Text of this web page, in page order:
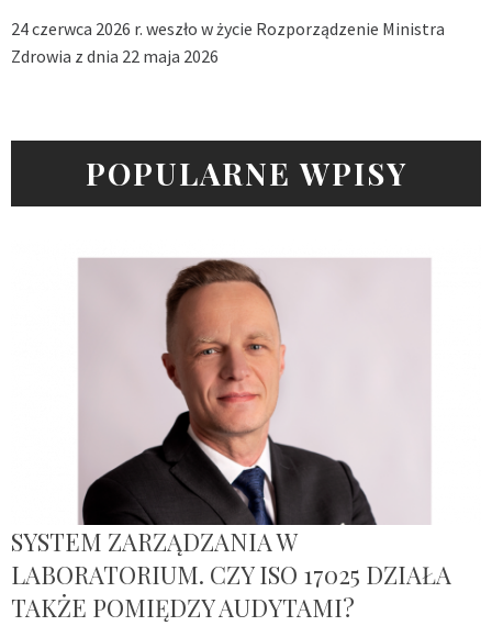
24 czerwca 2026 r. weszło w życie Rozporządzenie Ministra
Zdrowia z dnia 22 maja 2026
POPULARNE WPISY
SYSTEM ZARZĄDZANIA W
LABORATORIUM. CZY ISO 17025 DZIAŁA
TAKŻE POMIĘDZY AUDYTAMI?